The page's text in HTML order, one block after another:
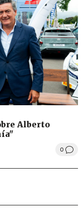
Alberto
0